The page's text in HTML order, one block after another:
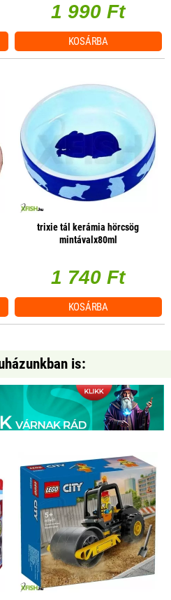
1 990 Ft
KOSÁRBA
trixie tál kerámia hörcsög
mintávalx80ml
1 740 Ft
KOSÁRBA
is: